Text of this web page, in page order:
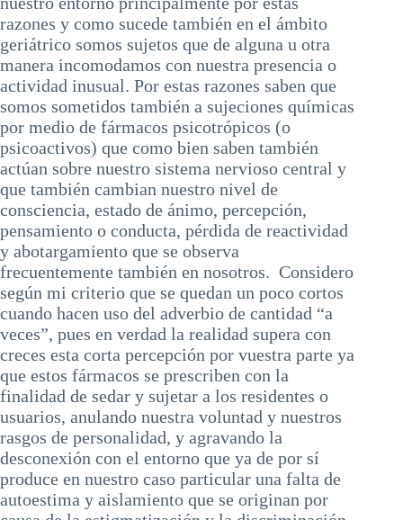
razones y como sucede también en el ámbito
geriátrico somos sujetos que de alguna u otra
manera incomodamos con nuestra presencia o
actividad inusual. Por estas razones saben que
somos sometidos también a sujeciones químicas
por medio de fármacos psicotrópicos (o
psicoactivos) que como bien saben también
actúan sobre nuestro sistema nervioso central y
que también cambian nuestro nivel de
consciencia, estado de ánimo, percepción,
pensamiento o conducta, pérdida de reactividad
y abotargamiento que se observa
frecuentemente también en nosotros. Considero
según mi criterio que se quedan un poco cortos
cuando hacen uso del adverbio de cantidad “a
veces”, pues en verdad la realidad supera con
creces esta corta percepción por vuestra parte ya
que estos fármacos se prescriben con la
finalidad de sedar y sujetar a los residentes o
usuarios, anulando nuestra voluntad y nuestros
rasgos de personalidad, y agravando la
desconexión con el entorno que ya de por sí
produce en nuestro caso particular una falta de
autoestima y aislamiento que se originan por